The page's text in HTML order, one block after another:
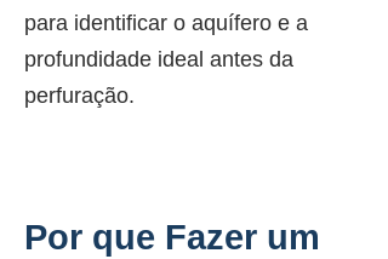
para identificar o aquífero e a
profundidade ideal antes da
perfuração.
Por que Fazer um